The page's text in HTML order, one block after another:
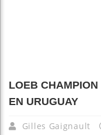
LOEB CHAMPION
EN URUGUAY
Gilles Gaignault